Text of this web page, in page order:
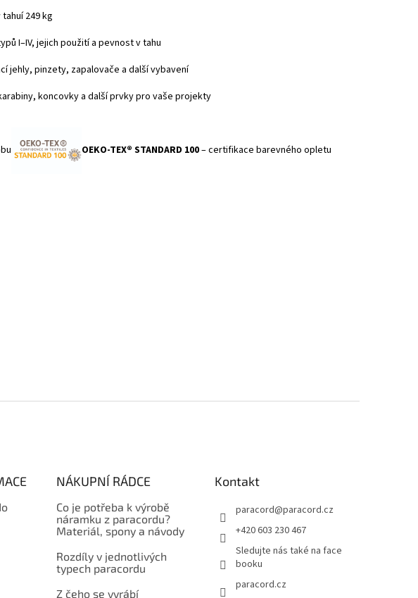
249 kg
I–IV, jejich použití a pevnost v tahu
jehly, pinzety, zapalovače a další vybavení
koncovky a další prvky pro vaše projekty
OEKO-TEX® STANDARD 100– certifikace barevného opletu
NÁKUPNÍ RÁDCE
Co je potřeba k výrobě
náramku z paracordu?
Materiál, spony a návody
Rozdíly v jednotlivých
typech paracordu
Z čeho se vyrábí
Kontakt
paracord@paracord.cz
+420 603 230 467
Sledujte nás také na face
booku
paracord.cz